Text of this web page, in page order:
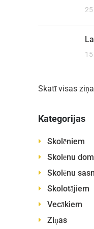
Skatī visas
Kategorijas
Skolēniem
Skolēnu
Skolēnu
Skolotājiem
Vecākiem
Ziņas